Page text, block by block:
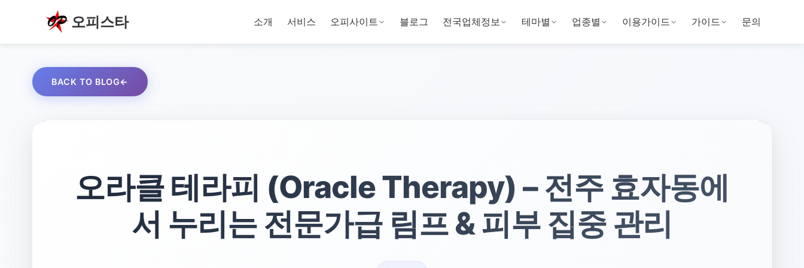
오피스타 소개 서비스 오피사이트 블로그 전국업체정보 테마별 업종별 이용가이드 가이드 문의
BACK TO BLOG
오라클 테라피 (Oracle Therapy) – 전주 효자동에
서 누리는 전문가급 림프 & 피부 집중 관리